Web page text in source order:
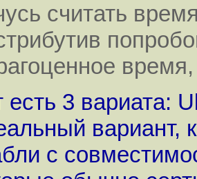
считать
время,
есть 3 вариата:
вариант,
с